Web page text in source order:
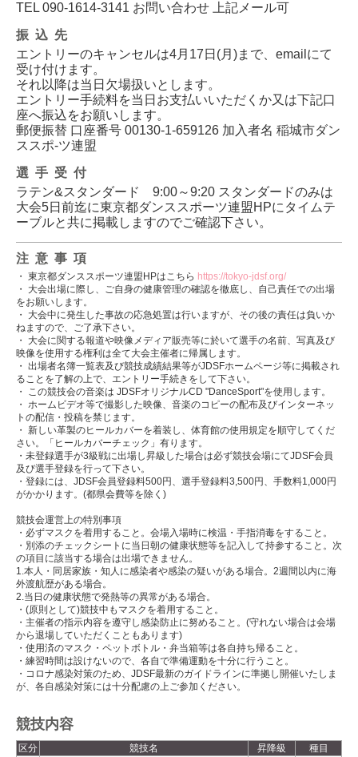
TEL 090-1614-3141 お問い合わせ 上記メール可
振込先
エントリーのキャンセルは4月17日(月)まで、emailにて
受け付けます。
それ以降は当日欠場扱いとします。
エントリー手続料を当日お支払いいただくか又は下記口
座へ振込をお願いします。
郵便振替 口座番号 00130-1-659126 加入者名 稲城市ダン
ススポ-ツ連盟
選手受付
ラテン&スタンダード 9:00～9:20 スタンダードのみは
大会5日前迄に東京都ダンススポーツ連盟HPにタイムテ
ーブルと共に掲載しますのでご確認下さい。
注意事項
・ 東京都ダンススポーツ連盟HPはこちら https://tokyo-jdsf.org/
・ 大会出場に際し、ご自身の健康管理の確認を徹底し、自己責任での出場
をお願いします。
・ 大会中に発生した事故の応急処置は行いますが、その後の責任は負いか
ねますので、ご了承下さい。
・ 大会に関する報道や映像メディア販売等に於いて選手の名前、写真及び
映像を使用する権利は全て大会主催者に帰属します。
・ 出場者名簿一覧表及び競技成績結果等がJDSFホームページ等に掲載され
ることを了解の上で、エントリー手続きをして下さい。
・ この競技会の音楽は JDSFオリジナルCD "DanceSport"を使用します。
・ ホームビデオ等で撮影した映像、音楽のコピーの配布及びインターネッ
トの配信・投稿を禁じます。
・ 新しい革製のヒールカバーを着装し、体育館の使用規定を順守してくだ
さい。「ヒールカバーチェック」有ります。
・未登録選手が3級戦に出場し昇級した場合は必ず競技会場にてJDSF会員
及び選手登録を行って下さい。
・登録には、JDSF会員登録料500円、選手登録料3,500円、手数料1,000円
がかかります。(都県会費等を除く)
競技会運営上の特別事項
・必ずマスクを着用すること。会場入場時に検温・手指消毒をすること。
・別添のチェックシートに当日朝の健康状態等を記入して持参すること。次
の項目に該当する場合は出場できません。
1.本人・同居家族・知人に感染者や感染の疑いがある場合。2週間以内に海
外渡航歴がある場合。
2.当日の健康状態で発熱等の異常がある場合。
・(原則として)競技中もマスクを着用すること。
・主催者の指示内容を遵守し感染防止に努めること。(守れない場合は会場
から退場していただくこともあります)
・使用済のマスク・ペットボトル・弁当箱等は各自持ち帰ること。
・練習時間は設けないので、各自で準備運動を十分に行うこと。
・コロナ感染対策のため、JDSF最新のガイドラインに準拠し開催いたしま
が、各自感染対策には十分配慮の上ご参加ください。
競技内容
区分 競技名 昇降級 種目